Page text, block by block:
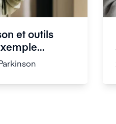
et outils